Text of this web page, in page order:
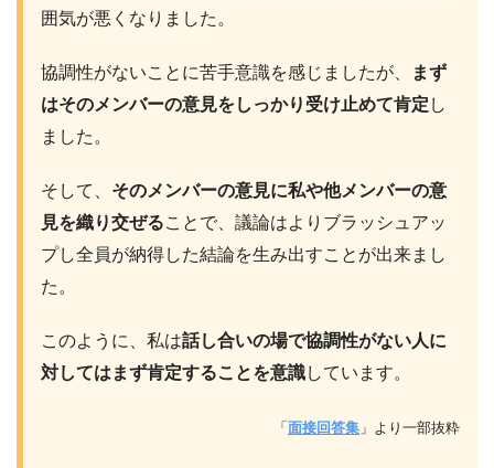
囲気が悪くなりました。
協調性がないことに苦手意識を感じましたが、
まず
はそのメンバーの意見をしっかり受け止めて肯定 し
ました。
そして、 そのメンバーの意見に私や他メンバーの意
見を織り交ぜることで、議論はよりブラッシュアッ
プし全員が納得した結論を生み出すことが出来まし
た。
このように、私は話し合いの場で協調性がない人に
対してはまず肯定することを意識しています。
「 面接回答集 」より一部抜粋